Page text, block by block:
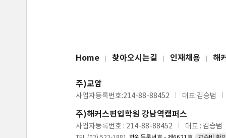
Home 찾아오시는길 인재채용 해
주)교암
사업자등록번호:214-88-88452 대표:김승범
주)해커스편입학원 강남역캠퍼스
사업자등록번호 : 214-88-88452 대표 : 김승범